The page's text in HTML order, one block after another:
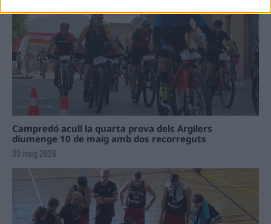
Campredó acull la quarta prova dels Argilers
diumenge 10 de maig amb dos recorreguts
09 maig 2026